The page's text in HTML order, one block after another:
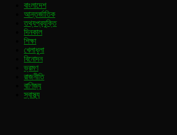
বাংলাদেশ
আন্তর্জাতিক
তথ্যপ্রযুক্তি
দিনকাল
শিক্ষা
খেলাধুলা
বিনোদন
ভ্রমণ
রাজনীতি
বাণিজ্য
স্বাস্থ্য